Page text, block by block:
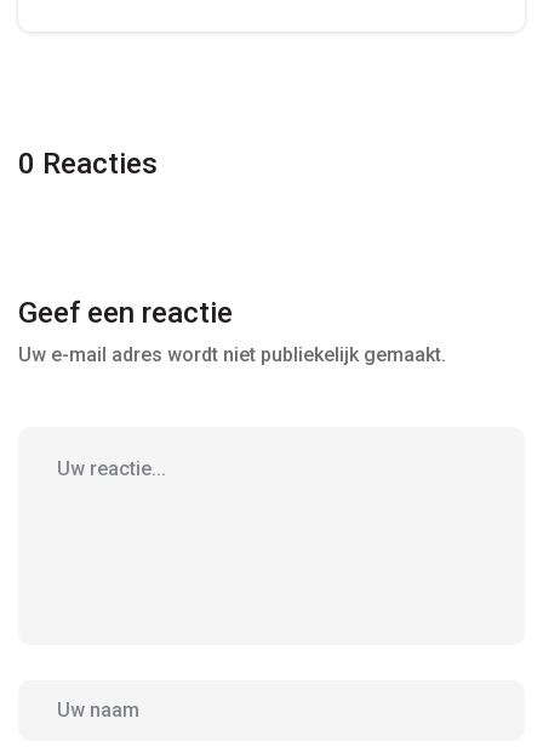
0 Reacties
Geef een reactie
Uw e-mail adres wordt niet publiekelijk gemaakt.